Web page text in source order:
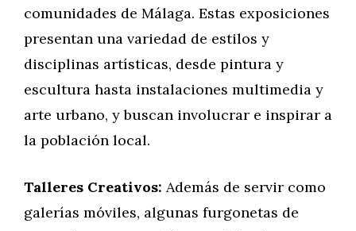
comunidades de Málaga. Estas exposiciones
presentan una variedad de estilos y
disciplinas artísticas, desde pintura y
escultura hasta instalaciones multimedia y
arte urbano, y buscan involucrar e inspirar a
la población local.
Talleres Creativos: Además de servir como
galerías móviles, algunas furgonetas de